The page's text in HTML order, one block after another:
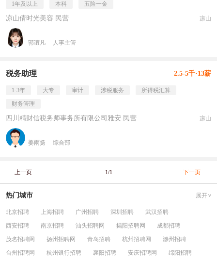
1年及以上 本科 五险一金
凉山倩时光美容 民营 凉山
郭谊凡 人事主管
税务助理 2.5-5千·13薪
1-3年 大专 审计 涉税服务
所得税汇算
财务管理
四川精财信税务师事务所有限公司雅安 民营 凉山
姜雨扬 综合部
上一页 1/1 下一页
热门城市 展开
北京招聘 上海招聘 广州招聘 深圳招聘
武汉招聘
西安招聘
南京招聘 汕头招聘网 揭阳招聘网
成都招聘
茂名招聘网
扬州招聘网 青岛招聘 杭州招聘网
滁州招聘
台州招聘网
杭州银行招聘 襄阳招聘 安庆招聘网 绵阳招聘